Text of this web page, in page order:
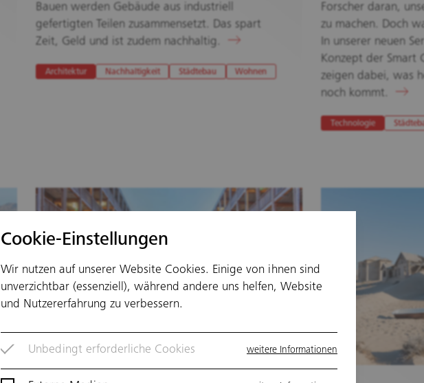
Cookie-Einstellungen
Wir nutzen auf unserer Website Cookies. Einige von ihnen sind
unverzichtbar (essenziell), während andere uns helfen, Website
und Nutzererfahrung zu verbessern.
Unbedingt erforderliche Cookies weitere Informationen
Bauen werden Gebäude aus industriell
gefertigten Teilen zusammensetzt. Das spart
Zeit, Geld und ist zudem nachhaltig.
Architektur Nachhaltigkeit Städtebau Wohnen
Forscher daran,
zu machen. Doch
In unserer neuen
Konzept der Smart
zeigen dabei, was
noch kommt.
Technologie